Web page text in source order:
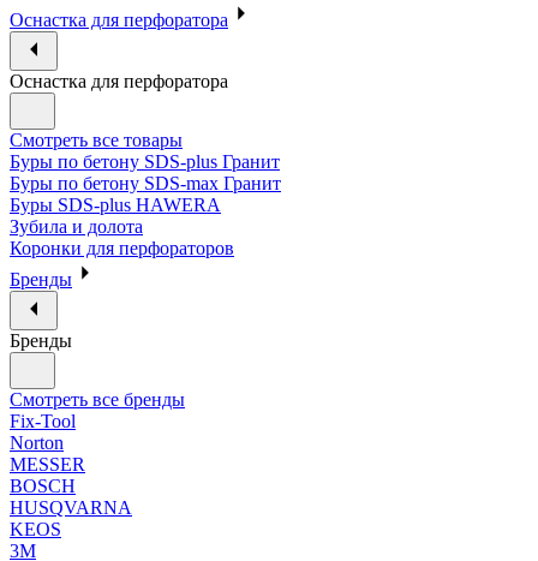
Оснастка для перфоратора
Оснастка для перфоратора
Смотреть все товары
Буры по бетону SDS-plus Гранит
Буры по бетону SDS-max Гранит
Буры SDS-plus HAWERA
Зубила и долота
Коронки для перфораторов
Бренды
Бренды
Смотреть все бренды
Fix-Tool
Norton
MESSER
BOSCH
HUSQVARNA
KEOS
3М